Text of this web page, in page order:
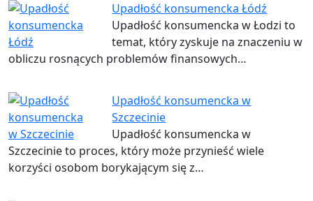
Upadłość konsumencka Łódź
Upadłość konsumencka w Łodzi to
temat, który zyskuje na znaczeniu w
obliczu rosnących problemów finansowych…
Upadłość konsumencka w
Szczecinie
Upadłość konsumencka w
Szczecinie to proces, który może przynieść wiele
korzyści osobom borykającym się z…